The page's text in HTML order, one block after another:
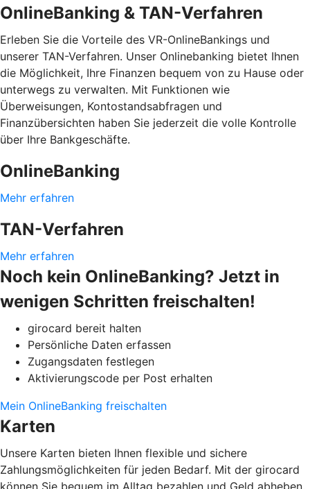
OnlineBanking & TAN-Verfahren
Erleben Sie die Vorteile des VR-OnlineBankings und
unserer TAN-Verfahren. Unser Onlinebanking bietet Ihnen
die Möglichkeit, Ihre Finanzen bequem von zu Hause oder
unterwegs zu verwalten. Mit Funktionen wie
Überweisungen, Kontostandsabfragen und
Finanzübersichten haben Sie jederzeit die volle Kontrolle
über Ihre Bankgeschäfte.
OnlineBanking
Mehr erfahren
TAN-Verfahren
Mehr erfahren
Noch kein OnlineBanking? Jetzt in
wenigen Schritten freischalten!
girocard bereit halten
Persönliche Daten erfassen
Zugangsdaten festlegen
Aktivierungscode per Post erhalten
Mein OnlineBanking freischalten
Karten
Unsere Karten bieten Ihnen flexible und sichere
Zahlungsmöglichkeiten für jeden Bedarf. Mit der girocard
können Sie bequem im Alltag bezahlen und Geld abheben.